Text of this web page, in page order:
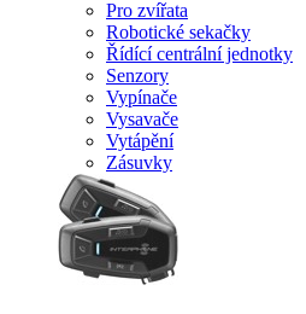
Pro zvířata
Robotické sekačky
Řídící centrální jednotky
Senzory
Vypínače
Vysavače
Vytápění
Zásuvky